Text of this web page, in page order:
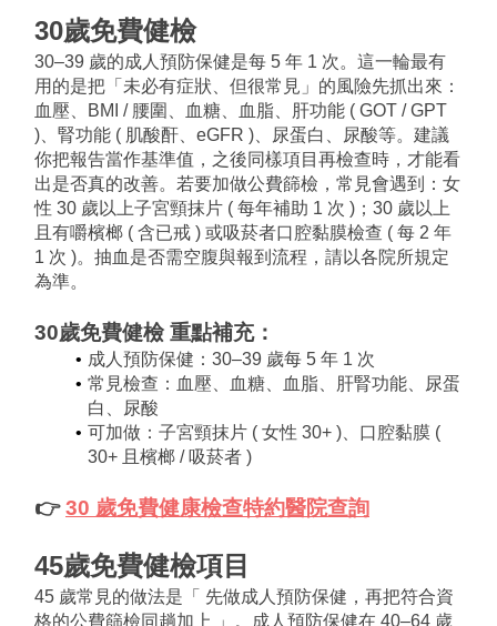
30歲免費健檢
30–39 歲的成人預防保健是每 5 年 1 次。這一輪最有
用的是把「未必有症狀、但很常見」的風險先抓出來：
血壓、BMI / 腰圍、血糖、血脂、肝功能 ( GOT / GPT
)、腎功能 ( 肌酸酐、eGFR )、尿蛋白、尿酸等。建議
你把報告當作基準值，之後同樣項目再檢查時，才能看
出是否真的改善。若要加做公費篩檢，常見會遇到：女
性 30 歲以上子宮頸抹片 ( 每年補助 1 次 )；30 歲以上
且有嚼檳榔 ( 含已戒 ) 或吸菸者口腔黏膜檢查 ( 每 2 年
1 次 )。抽血是否需空腹與報到流程，請以各院所規定
為準。
30歲免費健檢 重點補充：
成人預防保健：30–39 歲每 5 年 1 次
常見檢查：血壓、血糖、血脂、肝腎功能、尿蛋
白、尿酸
可加做：子宮頸抹片 ( 女性 30+ )、口腔黏膜 (
30+ 且檳榔 / 吸菸者 )
👉 30 歲免費健康檢查特約醫院查詢
45歲免費健檢項目
45 歲常見的做法是「 先做成人預防保健，再把符合資
格的公費篩檢同趟加上 」。成人預防保健在 40–64 歲